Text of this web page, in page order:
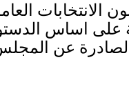
الانتخابات
على اساس
الصادرة عن